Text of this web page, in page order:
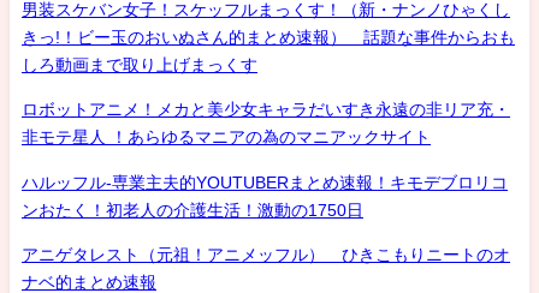
男装スケバン女子！スケッフルまっくす！（新・ナンノひゃくし
きっ!！ビー玉のおいぬさん的まとめ速報） 話題な事件からおも
しろ動画まで取り上げまっくす
ロボットアニメ！メカと美少女キャラだいすき永遠の非リア充・
非モテ星人 ！あらゆるマニアの為のマニアックサイト
ハルッフル-専業主夫的YOUTUBERまとめ速報！キモデブロリコ
ンおたく！初老人の介護生活！激動の1750日
アニゲタレスト（元祖！アニメッフル） ひきこもりニートのオ
ナベ的まとめ速報